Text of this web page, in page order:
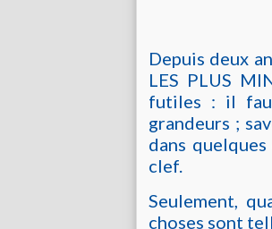
Depuis deux
LES PLUS
futiles : il
grandeurs ;
dans
clef.
Seulement,
choses sont